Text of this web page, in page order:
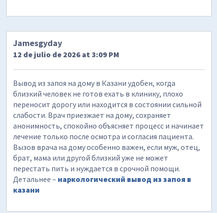
Jamesgyday
12 de julio de 2026 at 3:09 PM
Вывод из запоя на дому в Казани удобен, когда
близкий человек не готов ехать в клинику, плохо
переносит дорогу или находится в состоянии сильной
слабости. Врач приезжает на дому, сохраняет
анонимность, спокойно объясняет процесс и начинает
лечение только после осмотра и согласия пациента.
Вызов врача на дому особенно важен, если муж, отец,
брат, мама или другой близкий уже не может
перестать пить и нуждается в срочной помощи.
Детальнее – наркологический вывод из запоя в
казани